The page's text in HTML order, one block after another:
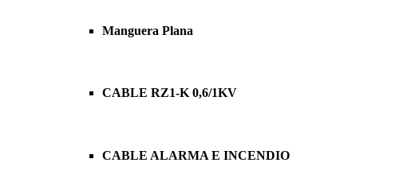
Manguera Plana
CABLE RZ1-K 0,6/1KV
CABLE ALARMA E INCENDIO